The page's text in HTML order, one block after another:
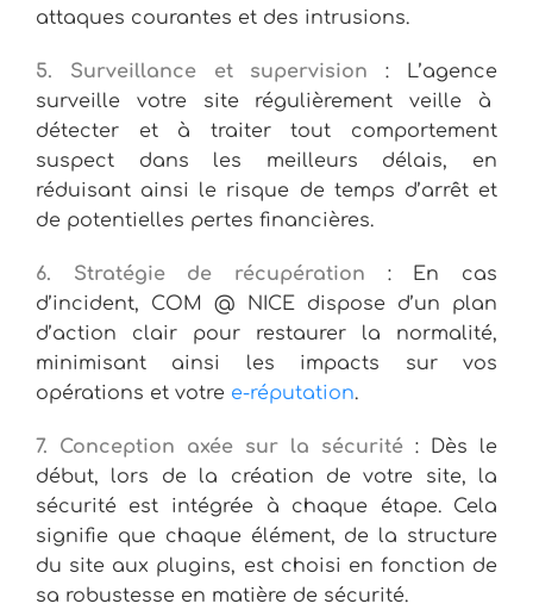
attaques courantes et des intrusions.
5. Surveillance et supervision : L’agence
surveille votre site régulièrement veille à
détecter et à traiter tout comportement
suspect dans les meilleurs délais, en
réduisant ainsi le risque de temps d’arrêt et
de potentielles pertes financières.
6. Stratégie de récupération : En cas
d’incident, COM @ NICE dispose d’un plan
d’action clair pour restaurer la normalité,
minimisant ainsi les impacts sur vos
opérations et votre e-réputation.
7. Conception axée sur la sécurité : Dès le
début, lors de la création de votre site, la
sécurité est intégrée à chaque étape. Cela
signifie que chaque élément, de la structure
du site aux plugins, est choisi en fonction de
sa robustesse en matière de sécurité.